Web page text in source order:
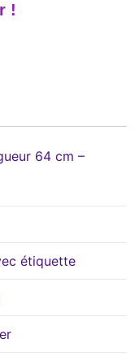
!
64 cm –
étiquette